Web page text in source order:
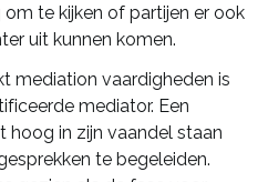
om te kijken of partijen er ook
uit kunnen komen.
mediation vaardigheden is
mediator. Een
in zijn vaandel staan
te begeleiden.